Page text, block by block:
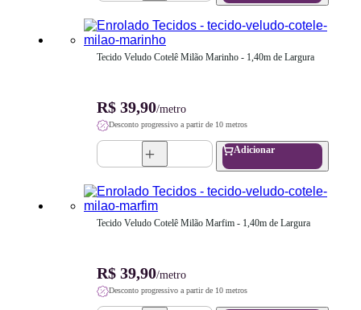
Tecido Veludo Cotelê Milão Marinho - 1,40m de Largura
R$ 39,90/metro
Desconto progressivo a partir de 10 metros
Adicionar
Tecido Veludo Cotelê Milão Marfim - 1,40m de Largura
R$ 39,90/metro
Desconto progressivo a partir de 10 metros